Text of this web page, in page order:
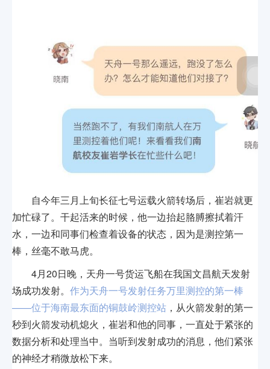
自今年三月上旬长征七号运载火箭转场后，崔岩就更
加忙碌了。干起活来的时候，他一边抬起胳膊擦拭着汗
水，一边和同事们检查着设备的状态，因为是测控第一
棒，丝毫不敢马虎。
4月20日晚，天舟一号货运飞船在我国文昌航天发射
场成功发射。 作为天舟一号发射任务万里测控的第一棒
——位于海南最东面的铜鼓岭测控站 ，从火箭发射的第一
秒到火箭发动机熄火，崔岩和他的同事，一直处于紧张的
数据分析和处理当中。当听到发射成功的消息，他们紧张
的神经才稍微放松下来。